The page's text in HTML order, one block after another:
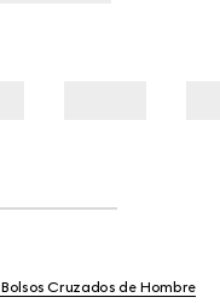
Bolsos Cruzados de Hombre